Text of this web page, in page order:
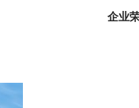
企业